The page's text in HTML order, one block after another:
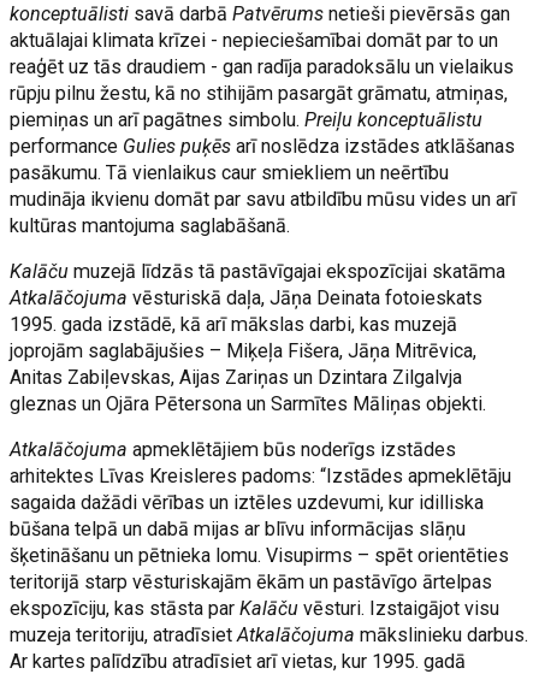
konceptuālisti savā darbāPatvērums netieši pievērsās gan
aktuālajai klimata krīzei - nepieciešamībai domāt par to un
reaģēt uz tās draudiem - gan radīja paradoksālu un vielaikus
rūpju pilnu žestu, kā no stihijām pasargāt grāmatu, atmiņas,
piemiņas un arī pagātnes simbolu.Preiļu konceptuālistu
performance Gulies puķēs arī noslēdza izstādes atklāšanas
pasākumu. Tā vienlaikus caur smiekliem un neērtību
mudināja ikvienu domāt par savu atbildību mūsu vides un arī
kultūras mantojuma saglabāšanā.
Kalāču muzejā līdzās tā pastāvīgajai ekspozīcijai skatāma
Atkalāčojuma vēsturiskā daļa, Jāņa Deinata fotoieskats
1995. gada izstādē, kā arī mākslas darbi, kas muzejā
joprojām saglabājušies – Miķeļa Fišera, Jāņa Mitrēvica,
Anitas Zabiļevskas, Aijas Zariņas un Dzintara Zilgalvja
gleznas un Ojāra Pētersona un Sarmītes Māliņas objekti.
Atkalāčojumaapmeklētājiem būs noderīgs izstādes
arhitektes Līvas Kreisleres padoms: “Izstādes apmeklētāju
sagaida dažādi vērības un iztēles uzdevumi, kur idilliska
būšana telpā un dabā mijas ar blīvu informācijas slāņu
šķetināšanu un pētnieka lomu. Visupirms – spēt orientēties
teritorijā starp vēsturiskajām ēkām un pastāvīgo ārtelpas
ekspozīciju, kas stāsta parKalāču vēsturi. Izstaigājot visu
muzeja teritoriju, atradīsietAtkalāčojuma mākslinieku darbus.
Ar kartes palīdzību atradīsiet arī vietas, kur 1995. gadā